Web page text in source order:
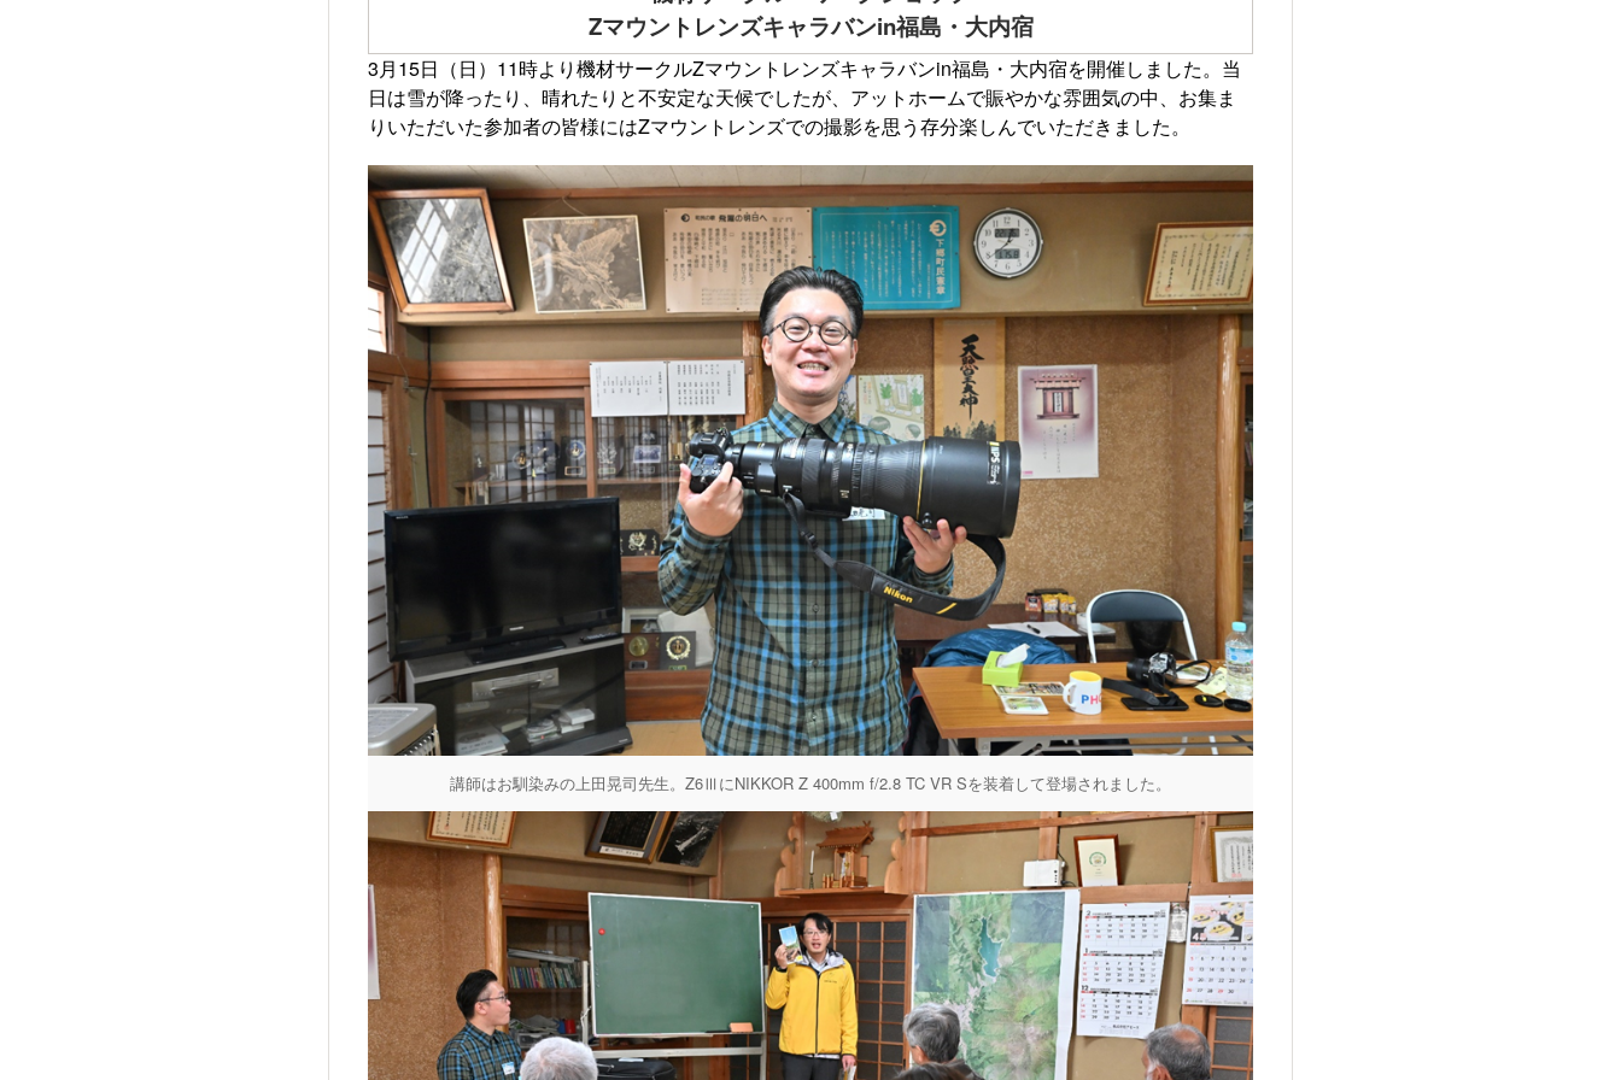
Zマウントレンズキャラバンin福島・大内宿
3月15日（日）11時より機材サークルZマウントレンズキャラバンin福島・大内宿を開催しました。当
日は雪が降ったり、晴れたりと不安定な天候でしたが、アットホームで賑やかな雰囲気の中、お集ま
りいただいた参加者の皆様にはZマウントレンズでの撮影を思う存分楽しんでいただきました。
​講師はお馴染みの上田晃司先生。Z6ⅢにNIKKOR Z 400mm f/2.8 TC VR Sを装着して登場されました。